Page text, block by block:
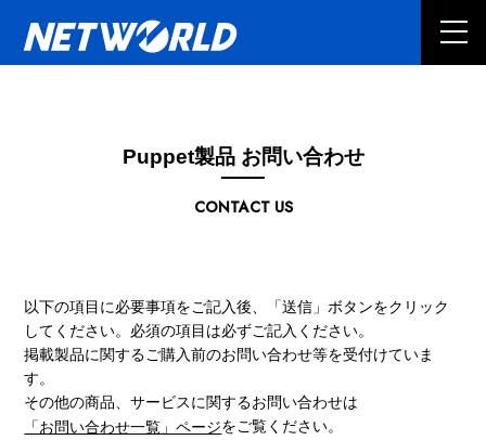
CONTACT US
Puppet製品 お問い合わせ
以下の項目に必要事項をご記入後、「送信」ボタンをクリック
してください。必須の項目は必ずご記入ください。
掲載製品に関するご購入前のお問い合わせ等を受付けていま
す。
その他の商品、サービスに関するお問い合わせは
「お問い合わせ一覧」ページをご覧ください。